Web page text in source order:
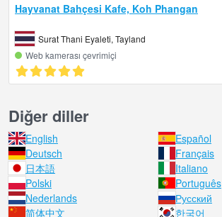
Hayvanat Bahçesi Kafe, Koh Phangan
Surat Thani Eyaleti, Tayland
Web kamerası çevrimiçi
Diğer diller
English
Español
Deutsch
Français
日本語
Italiano
Polski
Português
Nederlands
Русский
简体中文
한국어